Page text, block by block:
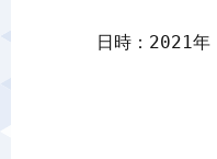
日時：2021